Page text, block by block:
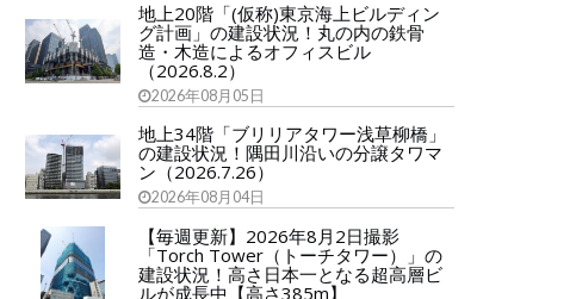
地上20階「(仮称)東京海上ビルディン
グ計画」の建設状況！丸の内の鉄骨
造・木造によるオフィスビル
（2026.8.2）
2026年08月05日
地上34階「ブリリアタワー浅草柳橋」
の建設状況！隅田川沿いの分譲タワマ
ン（2026.7.26）
2026年08月04日
【毎週更新】2026年8月2日撮影
「Torch Tower（トーチタワー）」の
建設状況！高さ日本一となる超高層ビ
ルが成長中【高さ385m】